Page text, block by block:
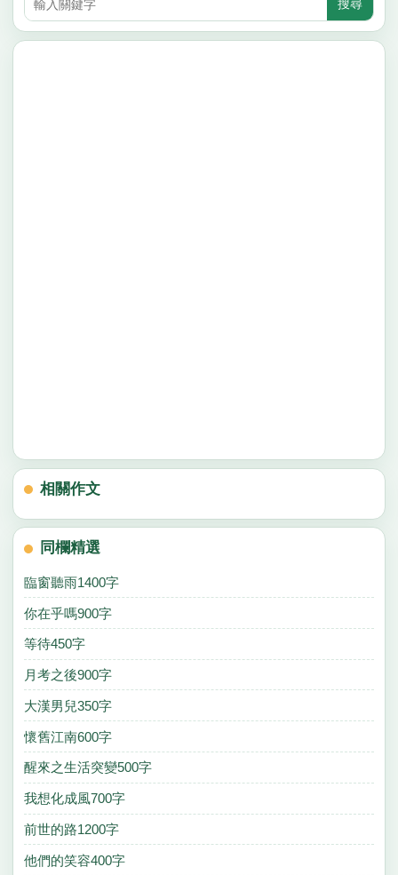
相關作文
同欄精選
臨窗聽雨1400字
你在乎嗎900字
等待450字
月考之後900字
大漢男兒350字
懷舊江南600字
醒來之生活突變500字
我想化成風700字
前世的路1200字
他們的笑容400字